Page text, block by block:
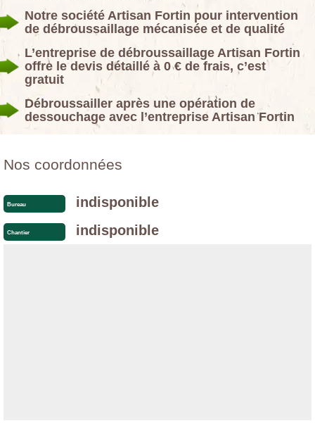
Notre société Artisan Fortin pour intervention
de débroussaillage mécanisée et de qualité
L’entreprise de débroussaillage Artisan Fortin
offre le devis détaillé à 0 € de frais, c’est
gratuit
Débroussailler après une opération de
dessouchage avec l’entreprise Artisan Fortin
Nos coordonnées
Bureau indisponible
Chantier indisponible